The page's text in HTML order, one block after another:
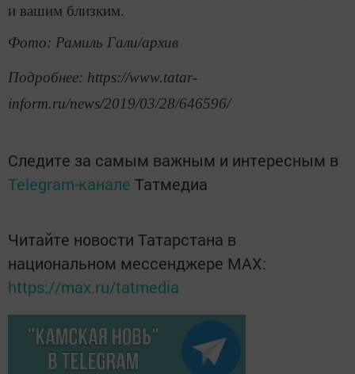
и вашим близким.
Фото: Рамиль Гали/архив
Подробнее: https://www.tatar-
inform.ru/news/2019/03/28/646596/
Следите за самым важным и интересным в
Telegram-канале Татмедиа
Читайте новости Татарстана в
национальном мессенджере MАХ:
https://max.ru/tatmedia